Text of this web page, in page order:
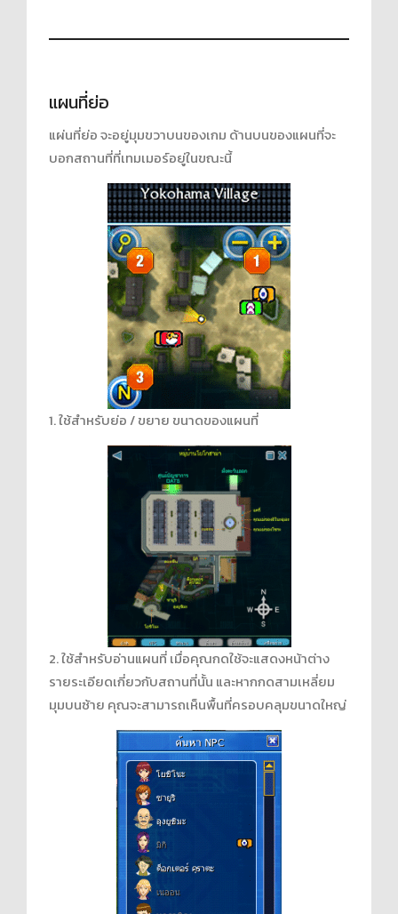
แผนที่ย่อ
แผ่นที่ย่อ จะอยู่มุมขวาบนของเกม ด้านบนของแผนที่จะ
บอกสถานที่ที่เทมเมอร์อยู่ในขณะนี้
1. ใช้สำหรับย่อ / ขยาย ขนาดของแผนที่
2. ใช้สำหรับอ่านแผนที่ เมื่อคุณกดใช้จะแสดงหน้าต่าง
รายระเอียดเกี่ยวกับสถานที่นั้น และหากกดสามเหลี่ยม
มุมบนซ้าย คุณจะสามารถเห็นพื้นที่ครอบคลุมขนาดใหญ่